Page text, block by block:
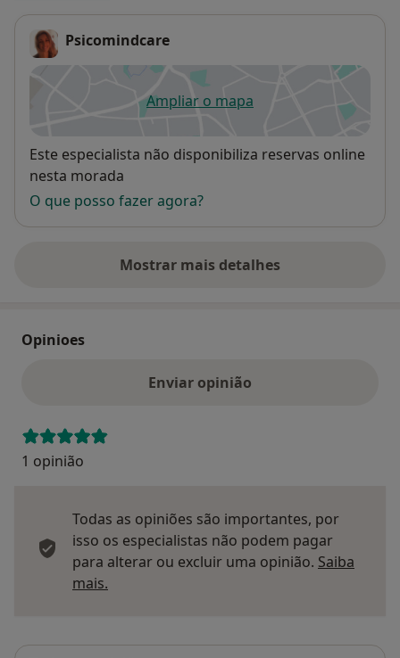
Psicomindcare
Ampliar o mapaabre num novo separador
Disponibilidade
Este especialista não disponibiliza reservas online
nesta morada
O que posso fazer agora?
Mostrar mais detalhes
sobre o endereço
Opinioes
Enviar opinião
1 opinião
Todas as opiniões são importantes, por
isso os especialistas não podem pagar
para alterar ou excluir uma opinião. Saiba
mais.